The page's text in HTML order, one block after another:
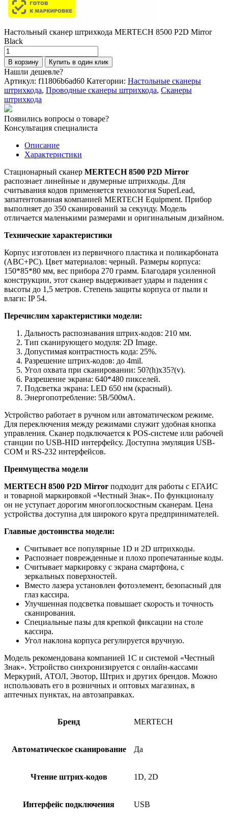
Настольный сканер штрихкода MERTECH 8500 P2D Mirror
Black
Количество
товара
Настольный
сканер
штрихкода
MERTECH
8500
P2D
Mirror
Black
В корзину Купить в один клик
Нашли дешевле?
Артикул: f11806b6ad60 Категории: Настольные сканеры
штрихкода, Проводные сканеры штрихкода, Сканеры
штрихкода
Появились вопросы о товаре?
Консультация специалиста
Описание
Характеристики
Стационарный сканер MERTECH 8500 P2D Mirror
распознает линейные и двумерные штрихкоды. Для
считывания кодов применяется технология SuperLead,
запатентованная компанией MERTECH Equipment. Прибор
выполняет до 350 сканирований за секунду. Модель
отличается маленькими размерами и оригинальным дизайном.
Технические характеристики
Корпус изготовлен из первичного пластика и поликарбоната
(ABC+PC). Цвет материалов: черный. Размеры корпуса:
150*85*80 мм, вес прибора 270 грамм. Благодаря усиленной
конструкции, этот сканер выдерживает удары и падения с
высоты до 1,5 метров. Степень защиты корпуса от пыли и
влаги: IP 54.
Перечислим характеристики модели:
Дальность распознавания штрих-кодов: 210 мм.
Тип сканирующего модуля: 2D Image.
Допустимая контрастность кода: 25%.
Разрешение штрих-кодов: до 4mil.
Угол охвата при сканировании: 50?(h)x35?(v).
Разрешение экрана: 640*480 пикселей.
Подсветка экрана: LED 650 нм (красный).
Энергопотребление: 5В/500мА.
Устройство работает в ручном или автоматическом режиме.
Для переключения между режимами служит удобная кнопка
управления. Сканер подключается к POS-системе или рабочей
станции по USB-HID интерфейсу. Доступна эмуляция USB-
COM и RS-232 интерфейсов.
Преимущества модели
MERTECH 8500 P2D Mirror подходит для работы с ЕГАИС
и товарной маркировкой «Честный Знак». По функционалу
он не уступает дорогим многоплоскостным сканерам. Цена
устройства доступна для широкого круга предпринимателей.
Главные достоинства модели:
Считывает все популярные 1D и 2D штрихкоды.
Распознает поврежденные и плохо пропечатанные коды.
Считывает маркировку с экрана смартфона, с
зеркальных поверхностей.
Вместо лазера установлен фотоэлемент, безопасный для
глаз кассира.
Улучшенная подсветка повышает скорость и точность
сканирования.
Специальные пазы для крепкой фиксации на столе
кассира.
Угол наклона корпуса регулируется вручную.
Модель рекомендована компанией 1С и системой «Честный
Знак». Устройство синхронизируется с онлайн-кассами
Меркурий, АТОЛ, Эвотор, Штрих и других брендов. Можно
использовать его в розничных и оптовых магазинах, в
аптечных пунктах, на автозаправках.
Бренд MERTECH
Автоматическое сканирование Да
Чтение штрих-кодов 1D, 2D
Интерфейс подключения USB